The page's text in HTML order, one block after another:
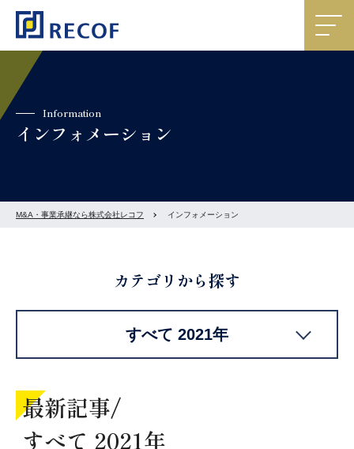
Information
インフォメーション
M&A・事業承継なら株式会社レコフ インフォメーション
カテゴリから探す
すべて 2021年
最新記事/
すべて 2021年